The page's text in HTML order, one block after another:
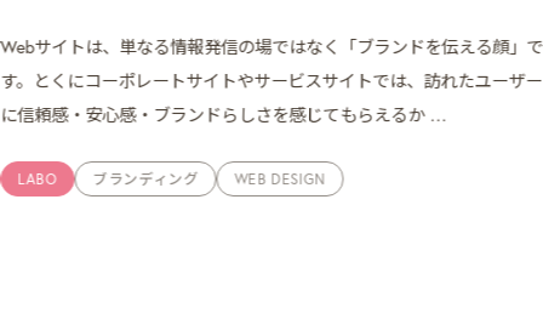
Webサイトは、単なる情報発信の場ではなく「ブランドを伝える顔」で
す。とくにコーポレートサイトやサービスサイトでは、訪れたユーザー
に信頼感・安心感・ブランドらしさを感じてもらえるか …
LABO ブランディング WEB DESIGN